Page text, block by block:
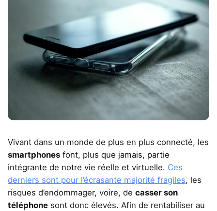
Vivant dans un monde de plus en plus connecté, les
smartphones font, plus que jamais, partie
intégrante de notre vie réelle et virtuelle. Ces
derniers sont pour l’écrasante majorité fragiles, les
risques d’endommager, voire, de casser son
téléphone sont donc élevés. Afin de rentabiliser au